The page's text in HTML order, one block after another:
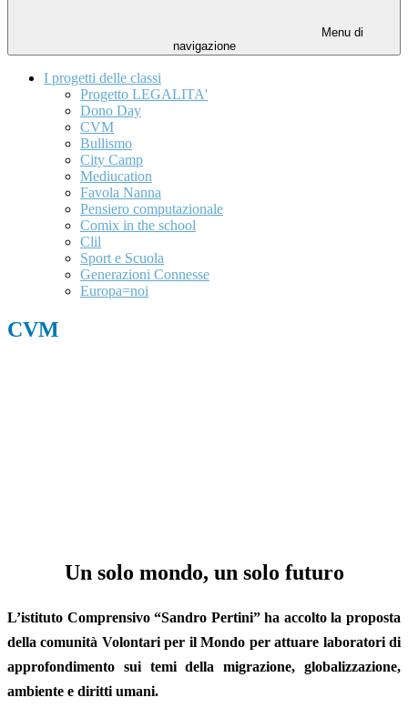
Menu di
navigazione
I progetti delle classi
Progetto LEGALITA'
Dono Day
CVM
Bullismo
City Camp
Mediucation
Favola Nanna
Pensiero computazionale
Comix in the school
Clil
Sport e Scuola
Generazioni Connesse
Europa=noi
CVM
Un solo mondo, un solo futuro
L’istituto Comprensivo “Sandro Pertini” ha accolto la proposta
della comunità Volontari per il Mondo per attuare laboratori di
approfondimento sui temi della migrazione, globalizzazione,
ambiente e diritti umani.